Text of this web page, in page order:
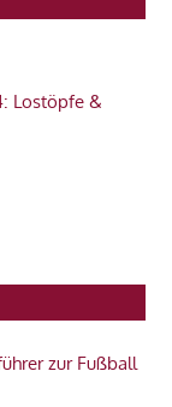
Lostöpfe &
zur Fußball